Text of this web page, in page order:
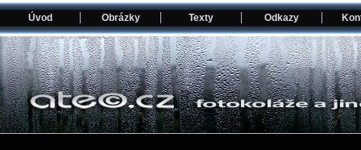
Úvod Obrázky Texty Odkazy